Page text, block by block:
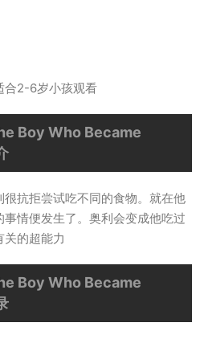
合2-6岁小孩观看
Boy Who Became
抗拒尝试吃不同的食物。就在他
情便发生了。奥利会变成他吃过
关的超能力
Boy Who Became